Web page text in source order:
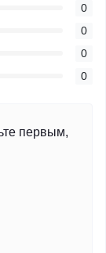
0
0
0
0
первым,